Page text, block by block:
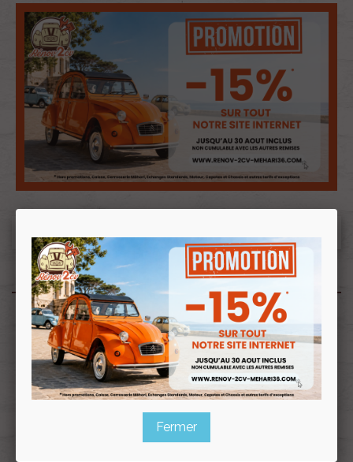
Produits associés
Fermer